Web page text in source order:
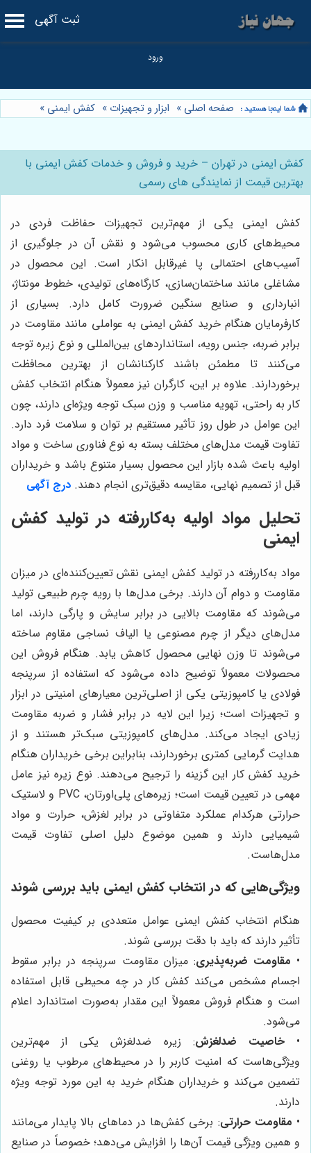
ثبت آگهی
صفحه اصلی » ابزار و تجهیزات » کفش ایمنی »
کفش ایمنی در تهران – خرید و فروش و خدمات کفش ایمنی با
بهترین قیمت از نمایندگی های رسمی
کفش ایمنی یکی از مهم‌ترین تجهیزات حفاظت فردی در
محیط‌های کاری محسوب می‌شود و نقش آن در جلوگیری از
آسیب‌های احتمالی پا غیرقابل انکار است. این محصول در
مشاغلی مانند ساختمان‌سازی، کارگاه‌های تولیدی، خطوط مونتاژ،
انبارداری و صنایع سنگین ضرورت کامل دارد. بسیاری از
کارفرمایان هنگام خرید کفش ایمنی به عواملی مانند مقاومت در
برابر ضربه، جنس رویه، استانداردهای بین‌المللی و نوع زیره توجه
می‌کنند تا مطمئن باشند کارکنانشان از بهترین محافظت
برخوردارند. علاوه بر این، کارگران نیز معمولاً هنگام انتخاب کفش
کار به راحتی، تهویه مناسب و وزن سبک توجه ویژه‌ای دارند، چون
این عوامل در طول روز تأثیر مستقیم بر توان و سلامت فرد دارد.
تفاوت قیمت مدل‌های مختلف بسته به نوع فناوری ساخت و مواد
اولیه باعث شده بازار این محصول بسیار متنوع باشد و خریداران
قبل از تصمیم نهایی، مقایسه دقیق‌تری انجام دهند. درج آگهی
تحلیل مواد اولیه به‌کاررفته در تولید کفش
ایمنی
مواد به‌کاررفته در تولید کفش ایمنی نقش تعیین‌کننده‌ای در میزان
مقاومت و دوام آن دارند. برخی مدل‌ها با رویه چرم طبیعی تولید
می‌شوند که مقاومت بالایی در برابر سایش و پارگی دارند، اما
مدل‌های دیگر از چرم مصنوعی یا الیاف نساجی مقاوم ساخته
می‌شوند تا وزن نهایی محصول کاهش یابد. هنگام فروش این
محصولات معمولاً توضیح داده می‌شود که استفاده از سرپنجه
فولادی یا کامپوزیتی یکی از اصلی‌ترین معیارهای امنیتی در ابزار
و تجهیزات است؛ زیرا این لایه در برابر فشار و ضربه مقاومت
زیادی ایجاد می‌کند. مدل‌های کامپوزیتی سبک‌تر هستند و از
هدایت گرمایی کمتری برخوردارند، بنابراین برخی خریداران هنگام
خرید کفش کار این گزینه را ترجیح می‌دهند. نوع زیره نیز عامل
مهمی در تعیین قیمت است؛ زیره‌های پلی‌اورتان، PVC و لاستیک
حرارتی هرکدام عملکرد متفاوتی در برابر لغزش، حرارت و مواد
شیمیایی دارند و همین موضوع دلیل اصلی تفاوت قیمت
مدل‌هاست.
ویژگی‌هایی که در انتخاب کفش ایمنی باید بررسی شوند
هنگام انتخاب کفش ایمنی عوامل متعددی بر کیفیت محصول
تأثیر دارند که باید با دقت بررسی شوند.
• مقاومت ضربه‌پذیری: میزان مقاومت سرپنجه در برابر سقوط
اجسام مشخص می‌کند کفش کار در چه محیطی قابل استفاده
است و هنگام فروش معمولاً این مقدار به‌صورت استاندارد اعلام
می‌شود.
•خاصیت ضدلغزش: زیره ضدلغزش یکی از مهم‌ترین
ویژگی‌هاست که امنیت کاربر را در محیط‌های مرطوب یا روغنی
تضمین می‌کند و خریداران هنگام خرید به این مورد توجه ویژه
دارند.
• مقاومت حرارتی: برخی کفش‌ها در دماهای بالا پایدار می‌مانند
و همین ویژگی قیمت آن‌ها را افزایش می‌دهد؛ خصوصاً در صنایع